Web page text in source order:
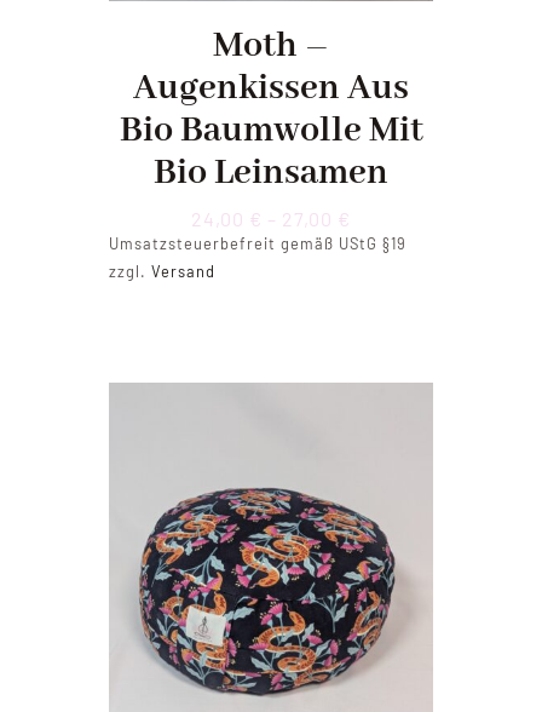
Moth –
Augenkissen Aus
Bio Baumwolle Mit
Bio Leinsamen
24,00 € – 27,00 €
24,00 €
Umsatzsteuerbefreit gemäß UStG §19
zzgl.Versand